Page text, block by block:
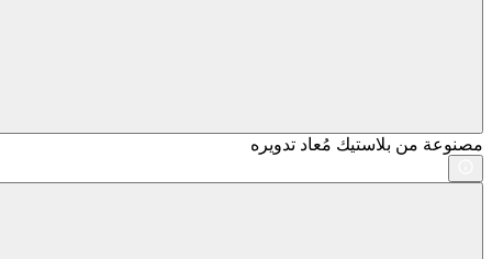
مصنوعة من بلاستيك مُعاد تدويره